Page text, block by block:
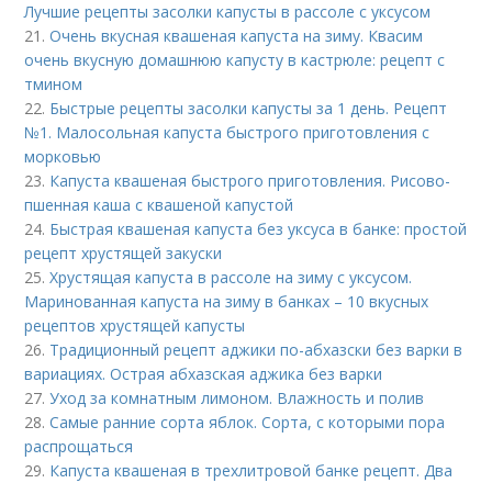
Лучшие рецепты засолки капусты в рассоле с уксусом
21.Очень вкусная квашеная капуста на зиму. Квасим
очень вкусную домашнюю капусту в кастрюле: рецепт с
тмином
22. Быстрые рецепты засолки капусты за 1 день. Рецепт
№1. Малосольная капуста быстрого приготовления с
морковью
23. Капуста квашеная быстрого приготовления. Рисово-
пшенная каша с квашеной капустой
24. Быстрая квашеная капуста без уксуса в банке: простой
рецепт хрустящей закуски
25.Хрустящая капуста в рассоле на зиму с уксусом.
Маринованная капуста на зиму в банках – 10 вкусных
рецептов хрустящей капусты
26. Традиционный рецепт аджики по-абхазски без варки в
вариациях. Острая абхазская аджика без варки
27.Уход за комнатным лимоном. Влажность и полив
28.Самые ранние сорта яблок. Сорта, с которыми пора
распрощаться
29. Капуста квашеная в трехлитровой банке рецепт. Два